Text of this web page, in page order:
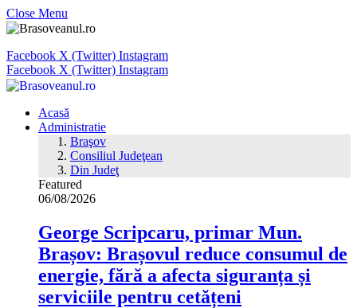
Close Menu
Facebook X (Twitter) Instagram
Facebook X (Twitter) Instagram
Acasă
Administratie
Braşov
Consiliul Judeţean
Din Judeţ
Featured
06/08/2026
George Scripcaru, primar Mun.
Brașov: Brașovul reduce consumul de
energie, fără a afecta siguranța și
serviciile pentru cetățeni